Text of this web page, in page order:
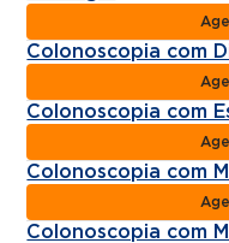
Colonoscopia com
Colonoscopia com
Colonoscopia com
Colonoscopia com